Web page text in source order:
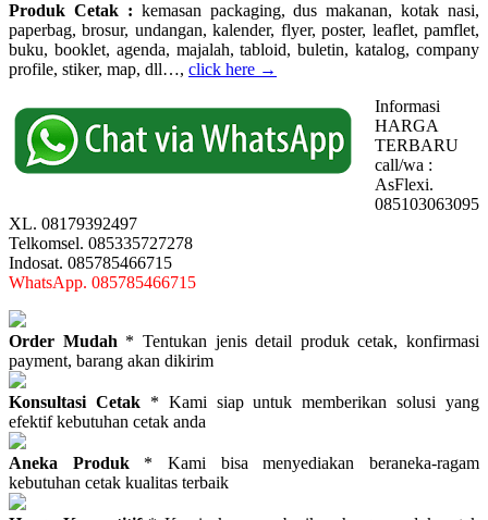
Produk Cetak : kemasan packaging, dus makanan, kotak nasi,
paperbag, brosur, undangan, kalender, flyer, poster, leaflet, pamflet,
buku, booklet, agenda, majalah, tabloid, buletin, katalog, company
profile, stiker, map, dll…, click here →
Informasi
HARGA
TERBARU
call/wa :
AsFlexi.
085103063095
XL. 08179392497
Telkomsel. 085335727278
Indosat. 085785466715
WhatsApp. 085785466715
Order Mudah * Tentukan jenis detail produk cetak, konfirmasi
payment, barang akan dikirim
Konsultasi Cetak* Kami siap untuk memberikan solusi yang
efektif kebutuhan cetak anda
Aneka Produk * Kami bisa menyediakan beraneka-ragam
kebutuhan cetak kualitas terbaik